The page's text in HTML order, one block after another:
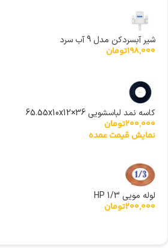
شیر آبسردکن مدل 9 آب سرد
198,000تومان
کاسه نمد لباسشویی 36×65.55x10x12
200,000تومان
نمایش قیمت عمده
لوله مویی 1/3 HP
200,000تومان